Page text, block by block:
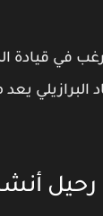
في قيادة
البرازيلي
رحيل